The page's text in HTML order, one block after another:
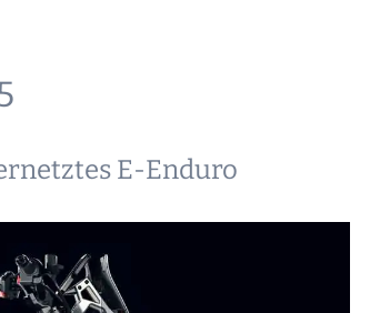
E-Enduro